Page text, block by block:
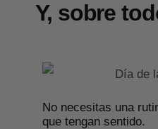
Y, sobre
No necesitas una
que tengan sentido.